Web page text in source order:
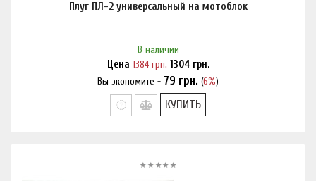
Плуг ПЛ-2 универсальный на мотоблок
В наличии
Цена1384грн. 1304грн.
Вы экономите - 79 грн. (6%)
Нашли дешевле?
КУПИТЬ